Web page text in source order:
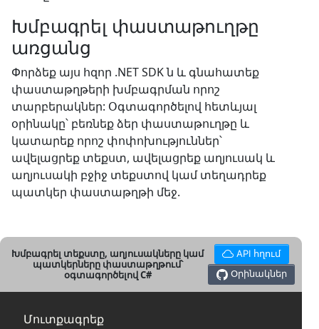
Խմբագրել փաստաթուղթը
առցանց
Փորձեք այս հզոր .NET SDK ն և գնահատեք
փաստաթղթերի խմբագրման որոշ
տարբերակներ: Օգտագործելով հետևյալ
օրինակը՝ բեռնեք ձեր փաստաթուղթը և
կատարեք որոշ փոփոխություններ՝
ավելացրեք տեքստ, ավելացրեք աղյուսակ և
աղյուսակի բջիջ տեքստով կամ տեղադրեք
պատկեր փաստաթղթի մեջ.
Խմբագրել տեքստը, աղյուսակները կամ
պատկերները փաստաթղթում՝
օգտագործելով C#
API հղում
Օրինակներ
Մուտքագրեք